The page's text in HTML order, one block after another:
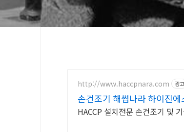
http://www.haccpnara.com 광고
손건조기 해썹나라 하이진에
HACCP 설치전문